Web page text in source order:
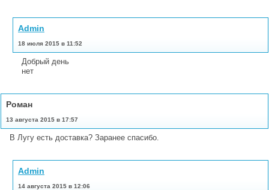
Admin
18 июля 2015 в 11:52
Добрый день
нет
Роман
13 августа 2015 в 17:57
В Лугу есть доставка? Заранее спасибо.
Admin
14 августа 2015 в 12:06